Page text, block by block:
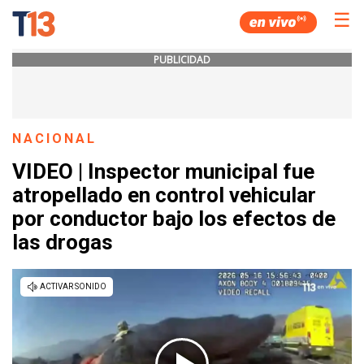
☰
PUBLICIDAD
NACIONAL
VIDEO | Inspector municipal fue
atropellado en control vehicular
por conductor bajo los efectos de
las drogas